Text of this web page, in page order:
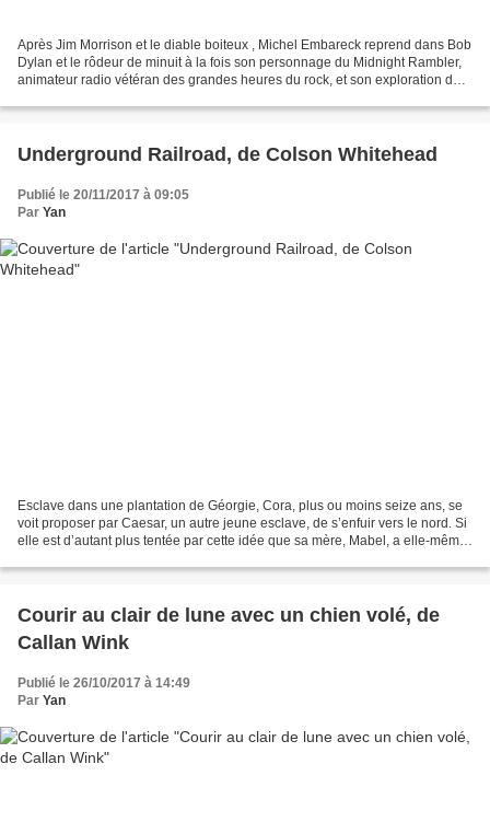
Après Jim Morrison et le diable boiteux , Michel Embareck reprend dans Bob
Dylan et le rôdeur de minuit à la fois son personnage du Midnight Rambler,
animateur radio vétéran des grandes heures du rock, et son exploration des
Underground Railroad, de Colson Whitehead
Publié le 20/11/2017 à 09:05
Par Yan
Esclave dans une plantation de Géorgie, Cora, plus ou moins seize ans, se
voit proposer par Caesar, un autre jeune esclave, de s’enfuir vers le nord. Si
elle est d’autant plus tentée par cette idée que sa mère, Mabel, a elle-même
Courir au clair de lune avec un chien volé, de
Callan Wink
Publié le 26/10/2017 à 14:49
Par Yan